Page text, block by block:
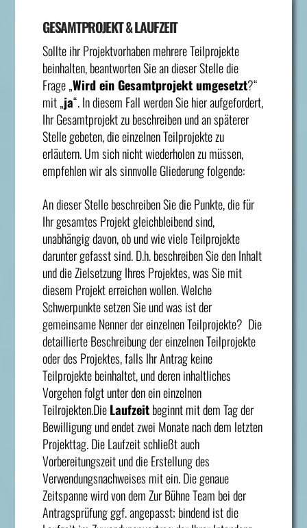
GESAMTPROJEKT & LAUFZEIT
Sollte ihr Projektvorhaben mehrere Teilprojekte
beinhalten, beantworten Sie an dieser Stelle die
Frage „Wird ein Gesamtprojekt umgesetzt?“
mit „ja“. In diesem Fall werden Sie hier aufgefordert,
Ihr Gesamtprojekt zu beschreiben und an späterer
Stelle gebeten, die einzelnen Teilprojekte zu
erläutern. Um sich nicht wiederholen zu müssen,
empfehlen wir als sinnvolle Gliederung folgende:
An dieser Stelle beschreiben Sie die Punkte, die für
Ihr gesamtes Projekt gleichbleibend sind,
unabhängig davon, ob und wie viele Teilprojekte
darunter gefasst sind. D.h. beschreiben Sie den Inhalt
und die Zielsetzung Ihres Projektes, was Sie mit
diesem Projekt erreichen wollen. Welche
Schwerpunkte setzen Sie und was ist der
gemeinsame Nenner der einzelnen Teilprojekte? Die
detaillierte Beschreibung der einzelnen Teilprojekte
oder des Projektes, falls Ihr Antrag keine
Teilprojekte beinhaltet, und deren inhaltliches
Vorgehen folgt unter den ein einzelnen
Teilrojekten.DieLaufzeitbeginnt mit dem Tag der
Bewilligung und endet zwei Monate nach dem letzten
Projekttag. Die Laufzeit schließt auch
Vorbereitungszeit und die Erstellung des
Verwendungsnachweises mit ein. Die genaue
Zeitspanne wird von dem Zur Bühne Team bei der
Antragsprüfung ggf. angepasst; bindend ist die